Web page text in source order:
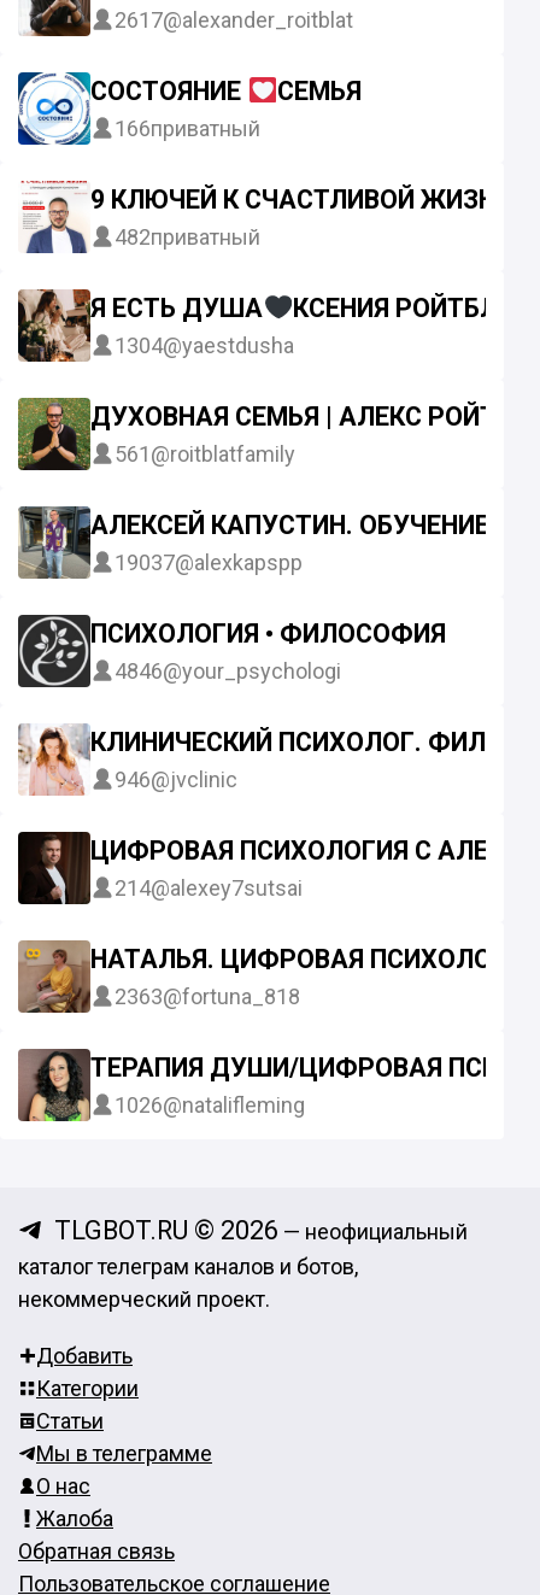
2617@alexander_roitblat
СОСТОЯНИЕ СЕМЬЯ
166приватный
9 КЛЮЧЕЙ К СЧАСТЛИВОЙ ЖИЗНИ
482приватный
Я ЕСТЬ ДУША КСЕНИЯ РОЙТБЛАТ
1304@yaestdusha
ДУХОВНАЯ СЕМЬЯ | АЛЕКС
561@roitblatfamily
АЛЕКСЕЙ КАПУСТИН. ОБУЧЕНИЕ
19037@alexkapspp
ПСИХОЛОГИЯ • ФИЛОСОФИЯ
4846@your_psychologi
КЛИНИЧЕСКИЙ ПСИХОЛОГ.
946@jvclinic
ЦИФРОВАЯ ПСИХОЛОГИЯ С
214@alexey7sutsai
НАТАЛЬЯ. ЦИФРОВАЯ
2363@fortuna_818
ТЕРАПИЯ ДУШИ/ЦИФРОВАЯ
1026@natalifleming
TLGBOT.RU © 2026 — неофициальный
каталог телеграм каналов и ботов,
некоммерческий проект.
Добавить
Категории
Статьи
Мы в телеграмме
О нас
Жалоба
Обратная связь
Пользовательское соглашение